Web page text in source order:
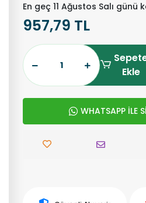
En geç 11 Ağustos Salı günü
957,79 TL
Ekle
WHATSAPP İLE